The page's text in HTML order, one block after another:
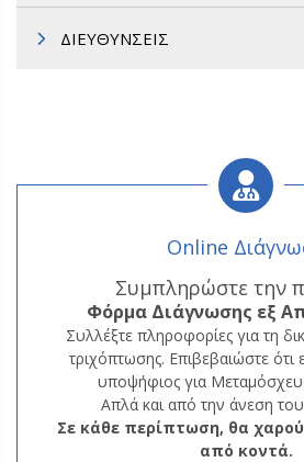
ΔΙΕΥΘΥΝΣΕΙΣ
Online
Συμπληρώστε την
Φόρμα Διάγνωσης εξ
Συλλέξτε πληροφορίες για τη
τριχόπτωσης. Επιβεβαιώστε ότι
υποψήφιος για
Απλά και από την άνεση
Σε κάθε περίπτωση, θα
από κοντά.